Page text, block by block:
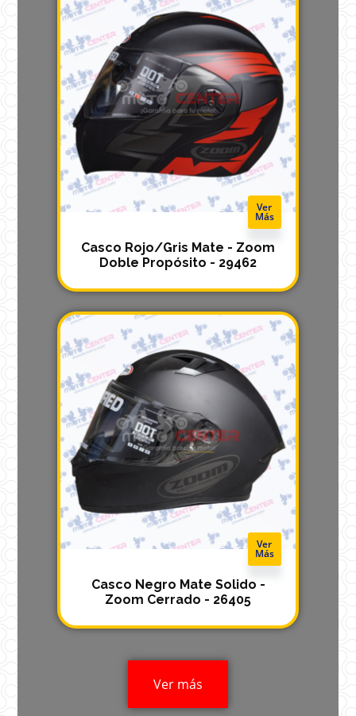
Ver
Más
Casco Rojo/Gris Mate - Zoom
Doble Propósito - 29462
Ver
Más
Casco Negro Mate Solido -
Zoom Cerrado - 26405
Ver más